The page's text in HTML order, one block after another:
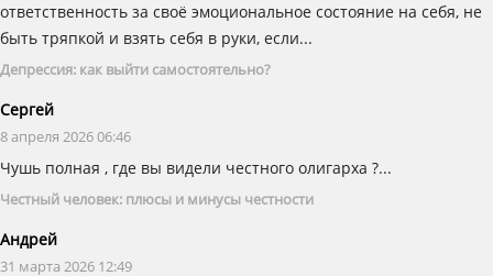
ответственность за своё эмоциональное состояние на себя, не
быть тряпкой и взять себя в руки, если...
Депрессия: как выйти самостоятельно?
Сергей
8 апреля 2026 06:46
Чушь полная , где вы видели честного олигарха ?...
Честный человек: плюсы и минусы честности
Андрей
31 марта 2026 12:49